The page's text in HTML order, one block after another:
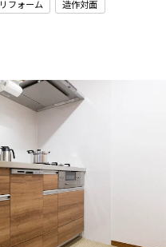
リフォーム 造作対面